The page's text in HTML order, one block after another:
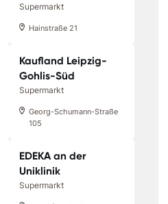
Supermarkt
Hainstraße 21
Kaufland Leipzig-
Gohlis-Süd
Supermarkt
Georg-Schumann-Straße
105
EDEKA an der
Uniklinik
Supermarkt